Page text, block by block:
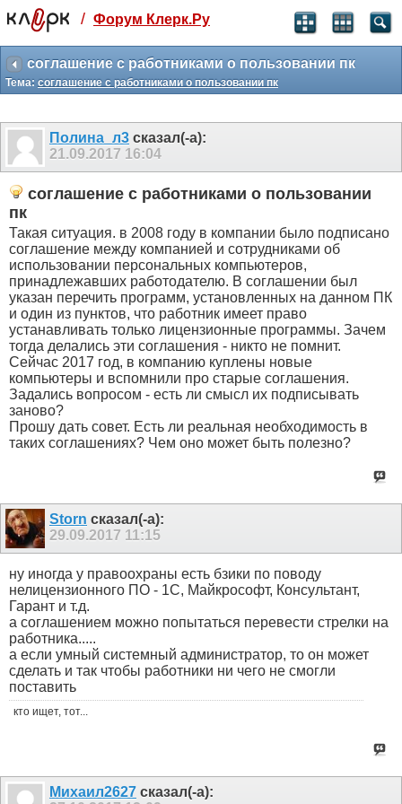
Святые угодники, Клерк без рекламы
прекрасен:)
месяц
3 месяца
259
₽
-10%
499 ₽
-15%
Отмена Оплатить
/ Форум Клерк.Ру
соглашение с работниками о пользовании пк
Тема: соглашение с работниками о пользовании пк
Полина_л3 сказал(-а):
21.09.2017 16:04
соглашение с работниками о пользовании
пк
Такая ситуация. в 2008 году в компании было подписано
соглашение между компанией и сотрудниками об
использовании персональных компьютеров,
принадлежавших работодателю. В соглашении был
указан перечить программ, установленных на данном ПК
и один из пунктов, что работник имеет право
устанавливать только лицензионные программы. Зачем
тогда делались эти соглашения - никто не помнит.
Сейчас 2017 год, в компанию куплены новые
компьютеры и вспомнили про старые соглашения.
Задались вопросом - есть ли смысл их подписывать
заново?
Прошу дать совет. Есть ли реальная необходимость в
таких соглашениях? Чем оно может быть полезно?
Storn сказал(-а):
29.09.2017 11:15
ну иногда у правоохраны есть бзики по поводу
нелицензионного ПО - 1С, Майкрософт, Консультант,
Гарант и т.д.
а соглашением можно попытаться перевести стрелки на
работника.....
а если умный системный администратор, то он может
сделать и так чтобы работники ни чего не смогли
поставить
кто ищет, тот...
Михаил2627 сказал(-а):